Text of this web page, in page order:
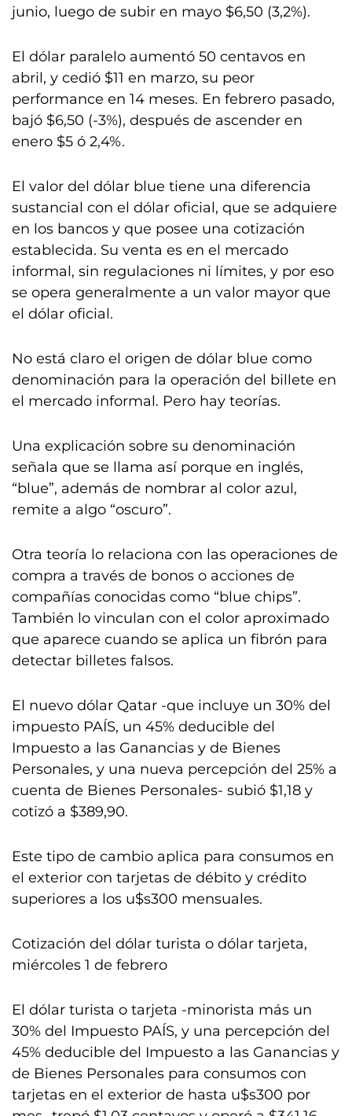
junio, luego de subir en mayo $6,50 (3,2%).
El dólar paralelo aumentó 50 centavos en
abril, y cedió $11 en marzo, su peor
performance en 14 meses. En febrero pasado,
bajó $6,50 (-3%), después de ascender en
enero $5 ó 2,4%.
El valor del dólar blue tiene una diferencia
sustancial con el dólar oficial, que se adquiere
en los bancos y que posee una cotización
establecida. Su venta es en el mercado
informal, sin regulaciones ni límites, y por eso
se opera generalmente a un valor mayor que
el dólar oficial.
No está claro el origen de dólar blue como
denominación para la operación del billete en
el mercado informal. Pero hay teorías.
Una explicación sobre su denominación
señala que se llama así porque en inglés,
“blue”, además de nombrar al color azul,
remite a algo “oscuro”.
Otra teoría lo relaciona con las operaciones de
compra a través de bonos o acciones de
compañías conocidas como “blue chips”.
También lo vinculan con el color aproximado
que aparece cuando se aplica un fibrón para
detectar billetes falsos.
El nuevo dólar Qatar -que incluye un 30% del
impuesto PAÍS, un 45% deducible del
Impuesto a las Ganancias y de Bienes
Personales, y una nueva percepción del 25% a
cuenta de Bienes Personales- subió $1,18 y
cotizó a $389,90.
Este tipo de cambio aplica para consumos en
el exterior con tarjetas de débito y crédito
superiores a los u$s300 mensuales.
Cotización del dólar turista o dólar tarjeta,
miércoles 1 de febrero
El dólar turista o tarjeta -minorista más un
30% del Impuesto PAÍS, y una percepción del
45% deducible del Impuesto a las Ganancias y
de Bienes Personales para consumos con
tarjetas en el exterior de hasta u$s300 por